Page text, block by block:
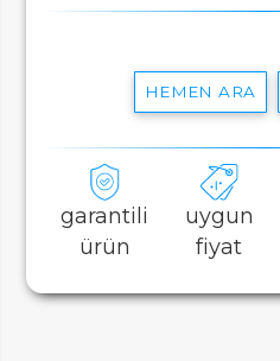
HEMEN ARA
garantili
ürün
uygun
fiyat